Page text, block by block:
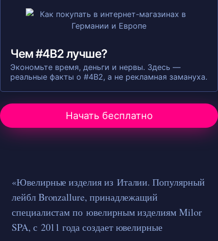
Чем #4B2 лучше?
Экономьте время, деньги и нервы. Здесь —
реальные факты о #4B2, а не рекламная замануха.
Начать бесплатно
«Ювелирные изделия из Италии. Популярный
лейбл Bronzallure, принадлежащий
специалистам по ювелирным изделиям Milor
SPA, с 2011 года создает ювелирные